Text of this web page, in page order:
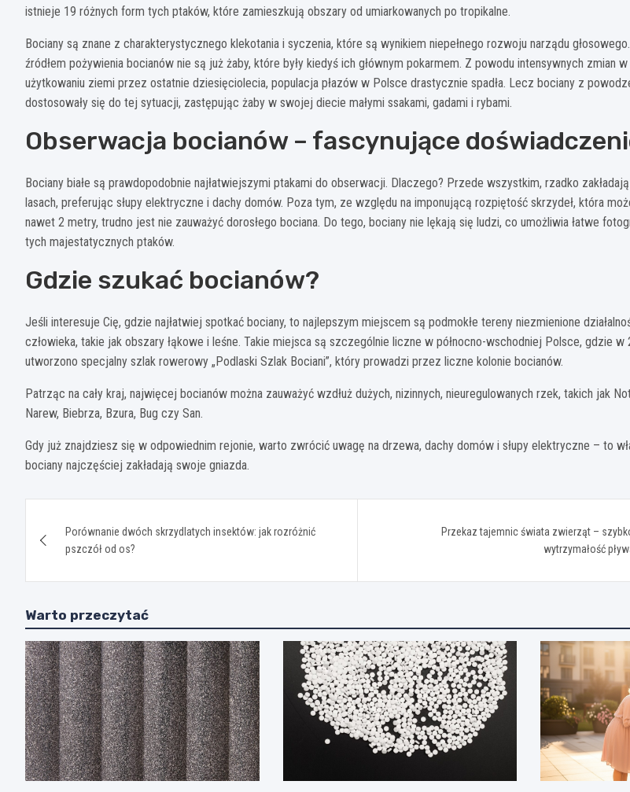
istnieje 19 różnych form tych ptaków, które zamieszkują obszary od umiarkowanych po tropikalne.
Bociany są znane z charakterystycznego klekotania i syczenia, które są wynikiem niepełnego rozwoju narządu głosowego.
źródłem pożywienia bocianów nie są już żaby, które były kiedyś ich głównym pokarmem. Z powodu intensywnych zmian w
użytkowaniu ziemi przez ostatnie dziesięciolecia, populacja płazów w Polsce drastycznie spadła. Lecz bociany z
dostosowały się do tej sytuacji, zastępując żaby w swojej diecie małymi ssakami, gadami i rybami.
Obserwacja bocianów – fascynujące
Bociany białe są prawdopodobnie najłatwiejszymi ptakami do obserwacji. Dlaczego? Przede wszystkim, rzadko
lasach, preferując słupy elektryczne i dachy domów. Poza tym, ze względu na imponującą rozpiętość skrzydeł, która
nawet 2 metry, trudno jest nie zauważyć dorosłego bociana. Do tego, bociany nie lękają się ludzi, co umożliwia łatwe
tych majestatycznych ptaków.
Gdzie szukać bocianów?
Jeśli interesuje Cię, gdzie najłatwiej spotkać bociany, to najlepszym miejscem są podmokłe tereny niezmienione
człowieka, takie jak obszary łąkowe i leśne. Takie miejsca są szczególnie liczne w północno-wschodniej Polsce, gdzie w
utworzono specjalny szlak rowerowy „Podlaski Szlak Bociani”, który prowadzi przez liczne kolonie bocianów.
Patrząc na cały kraj, najwięcej bocianów można zauważyć wzdłuż dużych, nizinnych, nieuregulowanych rzek, takich jak
Narew, Biebrza, Bzura, Bug czy San.
Gdy już znajdziesz się w odpowiednim rejonie, warto zwrócić uwagę na drzewa, dachy domów i słupy elektryczne – to
bociany najczęściej zakładają swoje gniazda.
wpisuPorównanie dwóch skrzydlatych insektów: jak rozróżnić
pszczół od os?
Przekaz tajemnic świata zwierząt –
wytrzymałość
Warto przeczytać